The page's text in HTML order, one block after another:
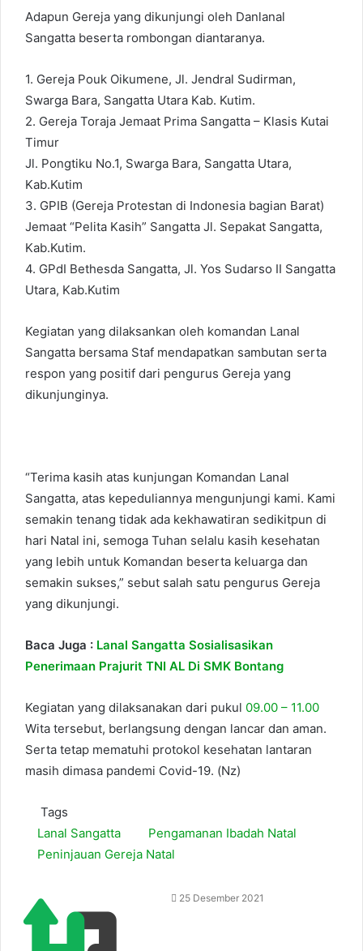
Adapun Gereja yang dikunjungi oleh Danlanal
Sangatta beserta rombongan diantaranya.
1. Gereja Pouk Oikumene, Jl. Jendral Sudirman,
Swarga Bara, Sangatta Utara Kab. Kutim.
2. Gereja Toraja Jemaat Prima Sangatta – Klasis Kutai
Timur
Jl. Pongtiku No.1, Swarga Bara, Sangatta Utara,
Kab.Kutim
3. GPIB (Gereja Protestan di Indonesia bagian Barat)
Jemaat “Pelita Kasih” Sangatta Jl. Sepakat Sangatta,
Kab.Kutim.
4. GPdI Bethesda Sangatta, Jl. Yos Sudarso II Sangatta
Utara, Kab.Kutim
Kegiatan yang dilaksankan oleh komandan Lanal
Sangatta bersama Staf mendapatkan sambutan serta
respon yang positif dari pengurus Gereja yang
dikunjunginya.
“Terima kasih atas kunjungan Komandan Lanal
Sangatta, atas kepeduliannya mengunjungi kami. Kami
semakin tenang tidak ada kekhawatiran sedikitpun di
hari Natal ini, semoga Tuhan selalu kasih kesehatan
yang lebih untuk Komandan beserta keluarga dan
semakin sukses,” sebut salah satu pengurus Gereja
yang dikunjungi.
Baca Juga : Lanal Sangatta Sosialisasikan
Penerimaan Prajurit TNI AL Di SMK Bontang
Kegiatan yang dilaksanakan dari pukul 09.00 – 11.00
Wita tersebut, berlangsung dengan lancar dan aman.
Serta tetap mematuhi protokol kesehatan lantaran
masih dimasa pandemi Covid-19. (Nz)
Tags
Lanal Sangatta
Pengamanan Ibadah Natal
Peninjauan Gereja Natal
25 Desember 2021